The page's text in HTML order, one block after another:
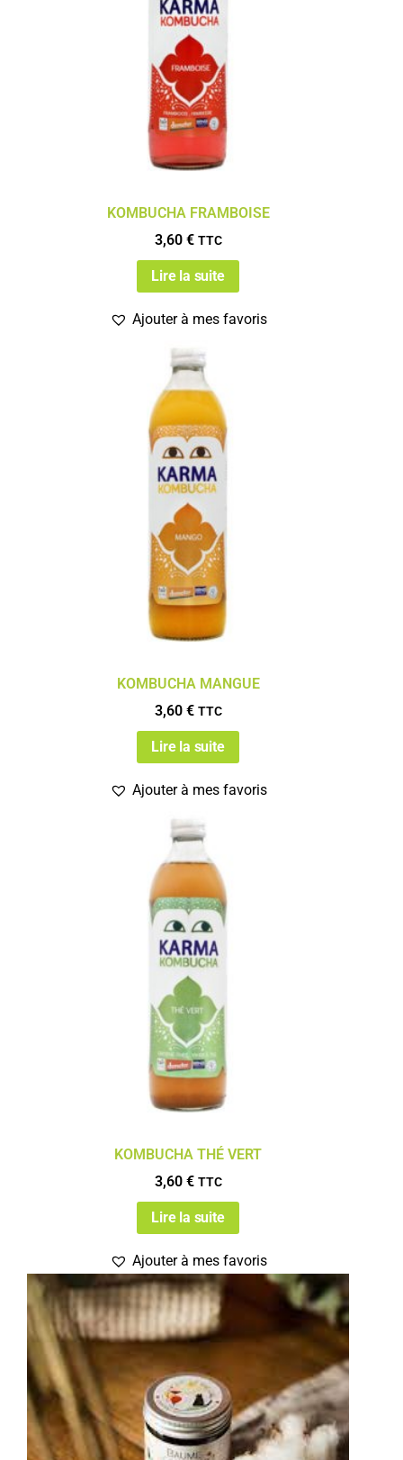
KOMBUCHA FRAMBOISE
3,60 € TTC
Lire la suite
Ajouter à mes favoris
KOMBUCHA MANGUE
3,60 € TTC
Lire la suite
Ajouter à mes favoris
KOMBUCHA THÉ VERT
3,60 € TTC
Lire la suite
Ajouter à mes favoris